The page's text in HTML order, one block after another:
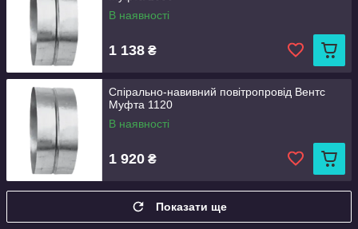
В наявності
1 138 ₴
Спірально-навивний повітропровід Вентс
Муфта 1120
В наявності
1 920 ₴
Показати ще